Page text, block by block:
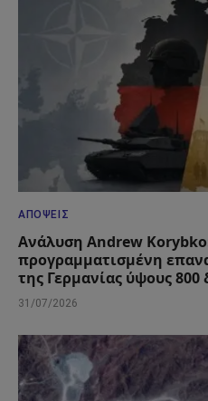
ΑΠΌΨΕΙΣ
Ανάλυση Andrew
προγραμματισμένη
της Γερμανίας ύψους
31/07/2026